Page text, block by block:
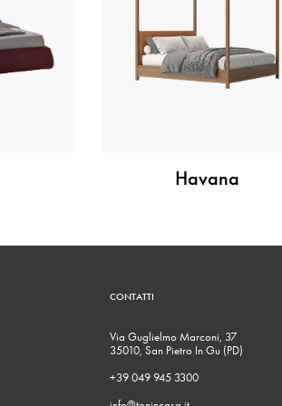
Havana
CONTATTI
Via Guglielmo Marconi, 37
35010, San Pietro In Gu (PD)
+39 049 945 3300